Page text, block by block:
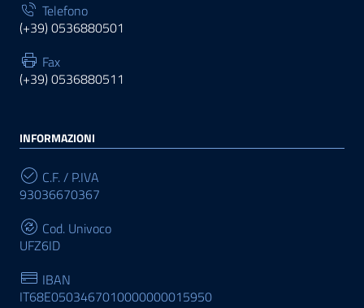
Telefono
(+39) 0536880501
Fax
(+39) 0536880511
INFORMAZIONI
C.F. / P.IVA
93036670367
Cod. Univoco
UFZ6ID
IBAN
IT68E0503467010000000015950